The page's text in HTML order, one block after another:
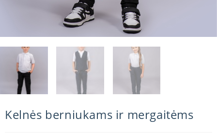
Kelnės berniukams ir mergaitėms